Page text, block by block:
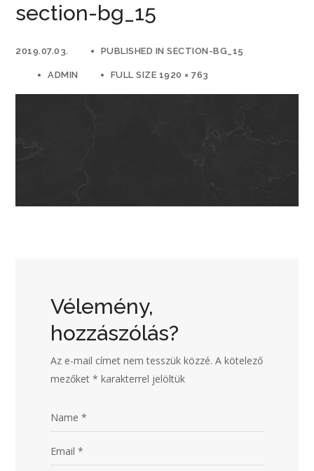
section-bg_15
2019.07.03. PUBLISHED INSECTION-BG_15
ADMIN FULL SIZE 1920 × 763
Vélemény,
hozzászólás?
Az e-mail címet nem tesszük közzé. A kötelező
mezőket* karakterrel jelöltük